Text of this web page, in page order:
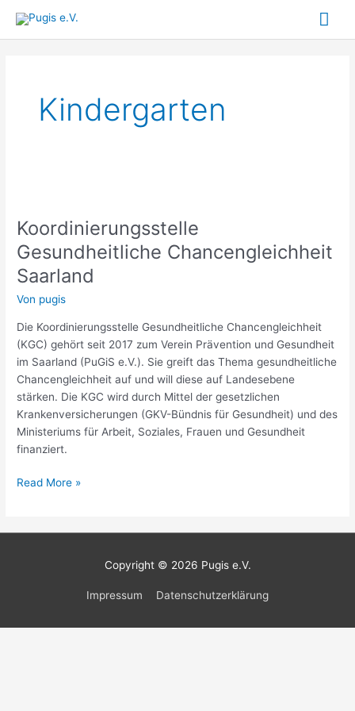
Inhalt
springen
Kindergarten
Koordinierungsstelle
Gesundheitliche Chancengleichheit
Saarland
Von pugis
Die Koordinierungsstelle Gesundheitliche Chancengleichheit
(KGC) gehört seit 2017 zum Verein Prävention und Gesundheit
im Saarland (PuGiS e.V.). Sie greift das Thema gesundheitliche
Chancengleichheit auf und will diese auf Landesebene
stärken. Die KGC wird durch Mittel der gesetzlichen
Krankenversicherungen (GKV-Bündnis für Gesundheit) und des
Ministeriums für Arbeit, Soziales, Frauen und Gesundheit
finanziert.
Chancengleichheit
Saarland
Read More »
Copyright © 2026 Pugis e.V.
Impressum Datenschutzerklärung